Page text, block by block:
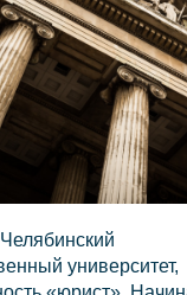
университет,